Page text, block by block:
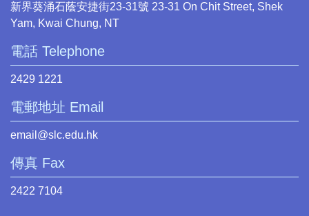
新界葵涌石蔭安捷街23-31號 23-31 On Chit Street, Shek
Yam, Kwai Chung, NT
電話 Telephone
2429 1221
電郵地址 Email
email@slc.edu.hk
傳真 Fax
2422 7104